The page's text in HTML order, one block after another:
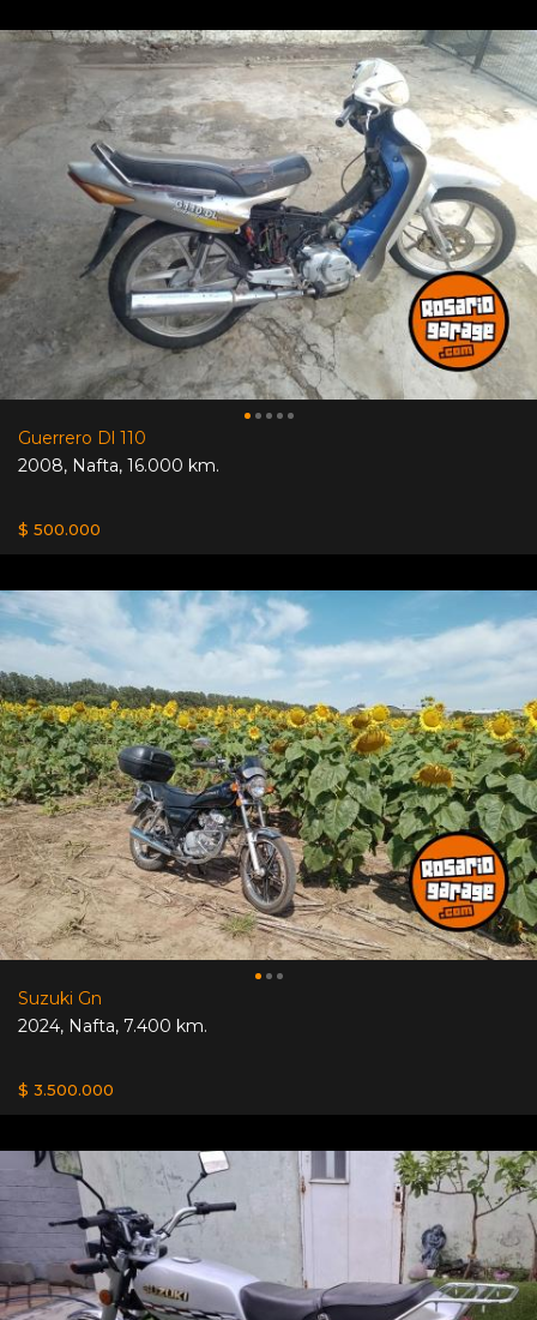
Guerrero Dl 110
2008, Nafta, 16.000 km.
$ 500.000
Suzuki Gn
2024, Nafta, 7.400 km.
$ 3.500.000